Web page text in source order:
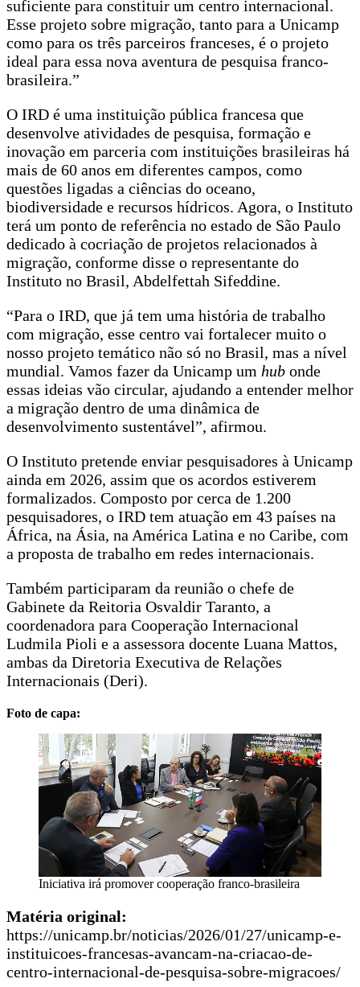
suficiente para constituir um centro internacional.
Esse projeto sobre migração, tanto para a Unicamp
como para os três parceiros franceses, é o projeto
ideal para essa nova aventura de pesquisa franco-
brasileira.”
O IRD é uma instituição pública francesa que
desenvolve atividades de pesquisa, formação e
inovação em parceria com instituições brasileiras há
mais de 60 anos em diferentes campos, como
questões ligadas a ciências do oceano,
biodiversidade e recursos hídricos. Agora, o Instituto
terá um ponto de referência no estado de São Paulo
dedicado à cocriação de projetos relacionados à
migração, conforme disse o representante do
Instituto no Brasil, Abdelfettah Sifeddine.
“Para o IRD, que já tem uma história de trabalho
com migração, esse centro vai fortalecer muito o
nosso projeto temático não só no Brasil, mas a nível
mundial. Vamos fazer da Unicamp um hub onde
essas ideias vão circular, ajudando a entender melhor
a migração dentro de uma dinâmica de
desenvolvimento sustentável”, afirmou.
O Instituto pretende enviar pesquisadores à Unicamp
ainda em 2026, assim que os acordos estiverem
formalizados. Composto por cerca de 1.200
pesquisadores, o IRD tem atuação em 43 países na
África, na Ásia, na América Latina e no Caribe, com
a proposta de trabalho em redes internacionais.
Também participaram da reunião o chefe de
Gabinete da Reitoria Osvaldir Taranto, a
coordenadora para Cooperação Internacional
Ludmila Pioli e a assessora docente Luana Mattos,
ambas da Diretoria Executiva de Relações
Internacionais (Deri).
Foto de capa:
Iniciativa irá promover cooperação franco-brasileira
Matéria original:
https://unicamp.br/noticias/2026/01/27/unicamp-e-
instituicoes-francesas-avancam-na-criacao-de-
centro-internacional-de-pesquisa-sobre-migracoes/